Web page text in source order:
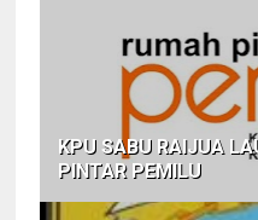
KPU SABU RAIJUA
PINTAR PEMILU